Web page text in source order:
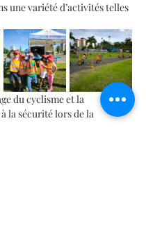
une variété d’activités telles
du cyclisme et la
la sécurité lors de la